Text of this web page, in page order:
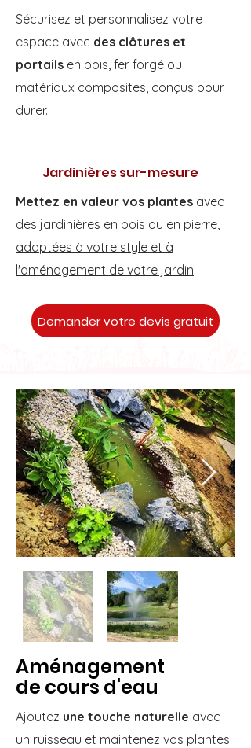
Sécurisez et personnalisez votre
espace avec des clôtures et
portails en bois, fer forgé ou
matériaux composites, conçus pour
durer.
Jardinières sur-mesure
Mettez en valeur vos plantes avec
des jardinières en bois ou en pierre,
adaptées à votre style et à
l'aménagement de votre jardin.
Demander votre devis gratuit
Aménagement
de cours d'eau
Ajoutez une touche naturelle avec
un ruisseau et maintenez vos plantes